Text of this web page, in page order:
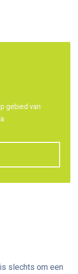
gebied van
slechts om een